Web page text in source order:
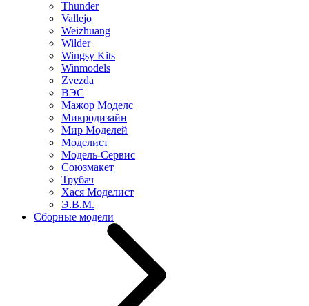
Thunder
Vallejo
Weizhuang
Wilder
Wingsy Kits
Winmodels
Zvezda
ВЭС
Мажор Моделс
Микродизайн
Мир Моделей
Моделист
Модель-Сервис
Союзмакет
Трубач
Хася Моделист
Э.В.М.
Сборные модели